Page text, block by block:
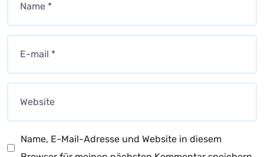
Name, E-Mail-Adresse und Website in diesem